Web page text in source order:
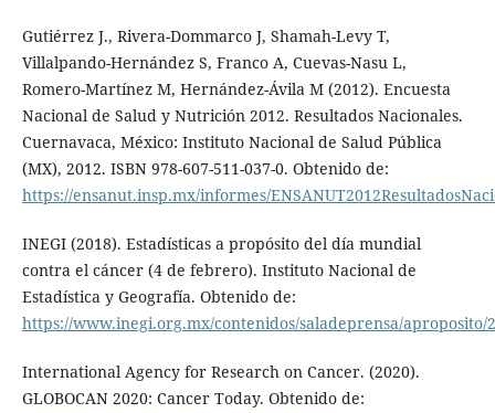
Gutiérrez J., Rivera-Dommarco J, Shamah-Levy T,
Villalpando-Hernández S, Franco A, Cuevas-Nasu L,
Romero-Martínez M, Hernández-Ávila M (2012). Encuesta
Nacional de Salud y Nutrición 2012. Resultados Nacionales.
Cuernavaca, México: Instituto Nacional de Salud Pública
(MX), 2012. ISBN 978-607-511-037-0. Obtenido de:
https://ensanut.insp.mx/informes/
INEGI (2018). Estadísticas a propósito del día mundial
contra el cáncer (4 de febrero). Instituto Nacional de
Estadística y Geografía. Obtenido de:
https://www.inegi.org.mx/contenidos/saladeprensa/aproposito/
International Agency for Research on Cancer. (2020).
GLOBOCAN 2020: Cancer Today. Obtenido de: